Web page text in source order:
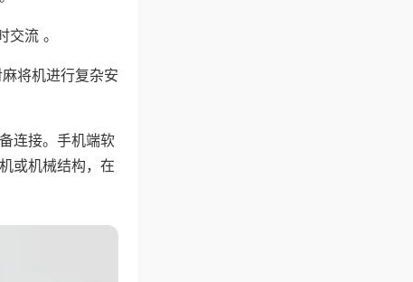
流 。
将机进行复杂安
连接。手机端软
或机械结构，在